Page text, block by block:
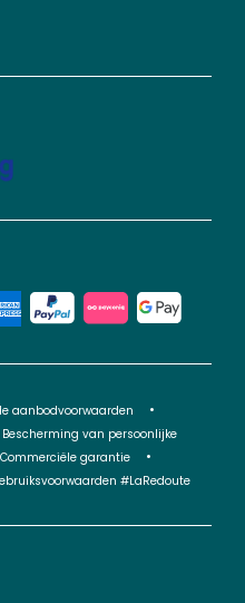
aanbodvoorwaarden
Bescherming van persoonlijke
Commerciële garantie
#LaRedoute